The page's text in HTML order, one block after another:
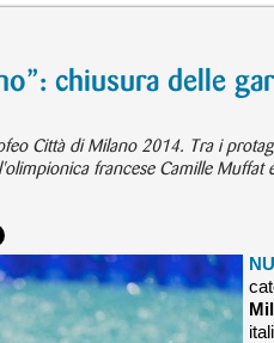
chiusura delle
Città di Milano 2014. Tra i
francese Camille Muffat